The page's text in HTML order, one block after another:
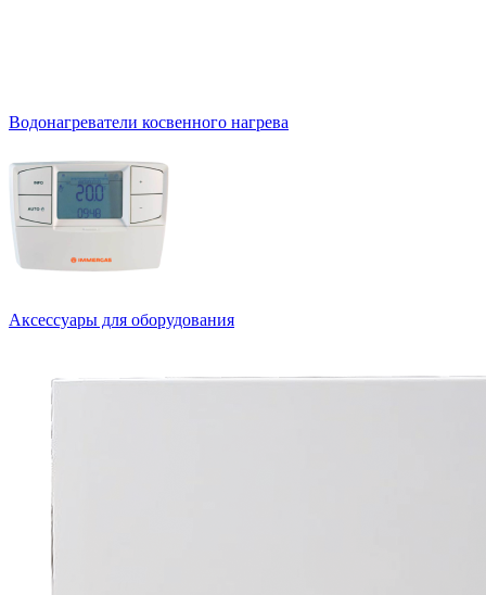
Водонагреватели косвенного нагрева
Аксессуары для оборудования